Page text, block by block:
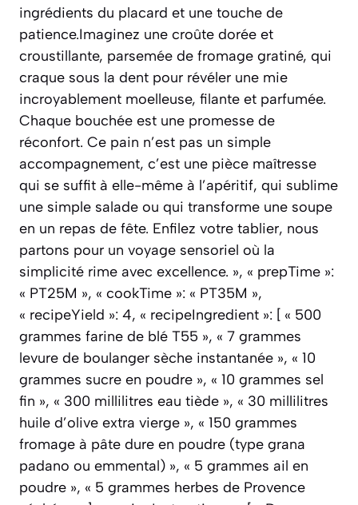
ingrédients du placard et une touche de
patience.Imaginez une croûte dorée et
croustillante, parsemée de fromage gratiné, qui
craque sous la dent pour révéler une mie
incroyablement moelleuse, filante et parfumée.
Chaque bouchée est une promesse de
réconfort. Ce pain n’est pas un simple
accompagnement, c’est une pièce maîtresse
qui se suffit à elle-même à l’apéritif, qui sublime
une simple salade ou qui transforme une soupe
en un repas de fête. Enfilez votre tablier, nous
partons pour un voyage sensoriel où la
simplicité rime avec excellence. », « prepTime »:
« PT25M », « cookTime »: « PT35M »,
« recipeYield »: 4, « recipeIngredient »: [ « 500
grammes farine de blé T55 », « 7 grammes
levure de boulanger sèche instantanée », « 10
grammes sucre en poudre », « 10 grammes sel
fin », « 300 millilitres eau tiède », « 30 millilitres
huile d’olive extra vierge », « 150 grammes
fromage à pâte dure en poudre (type grana
padano ou emmental) », « 5 grammes ail en
poudre », « 5 grammes herbes de Provence